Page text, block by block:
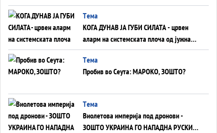
ВНУЦИ ДА ГИ ЗАМЕНАТ
Tема
КОГА ДУНАВ ЈА ГУБИ СИЛАТА - црвен
аларм на системската плоча од јужна
Германија до Црното Море...
Tема
Пробив во Сеута: МАРОКО, ЗОШТО?
Tема
Виолетова империја под дронови -
ЗОШТО УКРАИНА ГО НАПАДНА РУСКИОТ